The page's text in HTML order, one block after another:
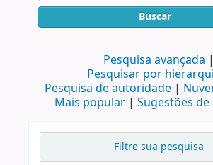
Buscar
Pesquisa avançada
Pesquisar por
Pesquisa de autoridade
Mais popular
Sugestões
Filtre sua pesquisa